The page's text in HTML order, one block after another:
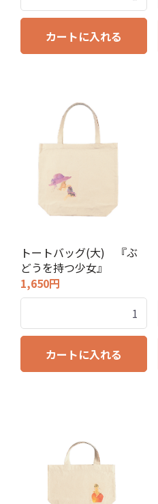
カートに入れる
トートバッグ(大) 『ぶ
どうを持つ少女』
1,650円
カートに入れる